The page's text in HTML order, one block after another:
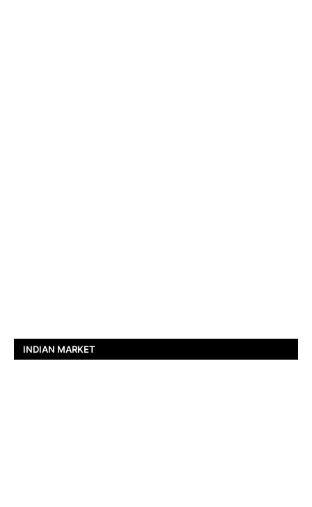
INDIAN MARKET